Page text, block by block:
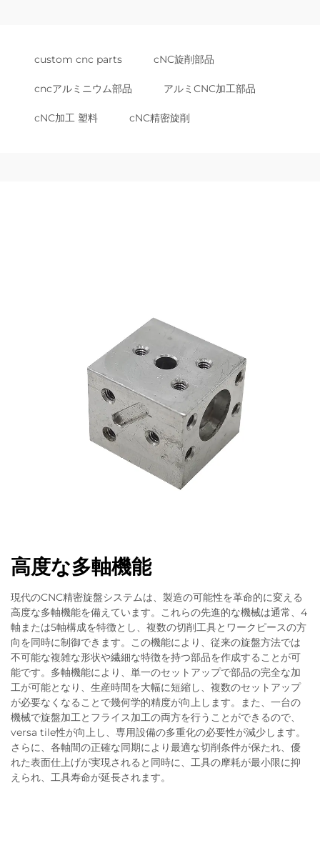
custom cnc parts cNC旋削部品
cncアルミニウム部品 アルミCNC加工部品
cNC加工 塑料 cNC精密旋削
高度な多軸機能
現代のCNC精密旋盤システムは、製造の可能性を革命的に変える
高度な多軸機能を備えています。これらの先進的な機械は通常、4
軸または5軸構成を特徴とし、複数の切削工具とワークピースの方
向を同時に制御できます。この機能により、従来の旋盤方法では
不可能な複雑な形状や繊細な特徴を持つ部品を作成することが可
能です。多軸機能により、単一のセットアップで部品の完全な加
工が可能となり、生産時間を大幅に短縮し、複数のセットアップ
が必要なくなることで幾何学的精度が向上します。また、一台の
機械で旋盤加工とフライス加工の両方を行うことができるので、
versa tile性が向上し、専用設備の多重化の必要性が減少します。
さらに、各軸間の正確な同期により最適な切削条件が保たれ、優
れた表面仕上げが実現されると同時に、工具の摩耗が最小限に抑
えられ、工具寿命が延長されます。